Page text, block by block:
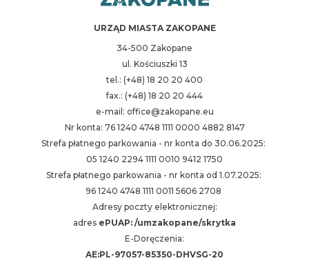
URZĄD MIASTA ZAKOPANE
34-500 Zakopane
ul. Kościuszki 13
tel.: (+48) 18 20 20 400
fax.: (+48) 18 20 20 444
e-mail: office@zakopane.eu
Nr konta: 76 1240 4748 1111 0000 4882 8147
Strefa płatnego parkowania - nr konta do 30.06.2025:
05 1240 2294 1111 0010 9412 1750
Strefa płatnego parkowania - nr konta od 1.07.2025:
96 1240 4748 1111 0011 5606 2708
Adresy poczty elektronicznej:
adres ePUAP: /umzakopane/skrytka
E-Doręczenia:
AE:PL-97057-85350-DHVSG-20